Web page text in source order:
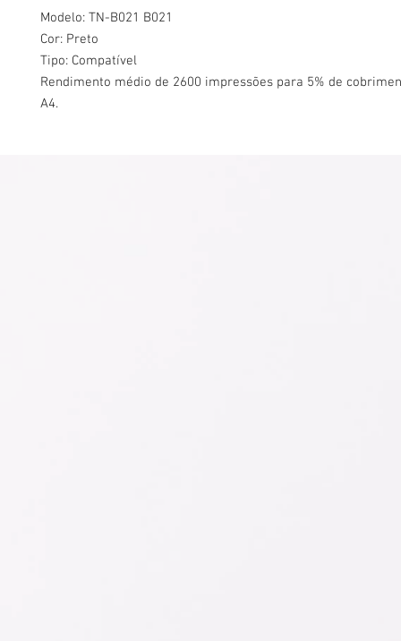
Modelo: TN-B021 B021
Cor: Preto
Tipo: Compatível
Rendimento médio de 2600 impressões para 5% de
A4.